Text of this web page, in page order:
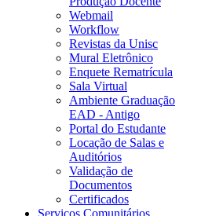
Webmail
Workflow
Revistas da Unisc
Mural Eletrônico
Enquete Rematrícula
Sala Virtual
Ambiente Graduação
EAD - Antigo
Portal do Estudante
Locação de Salas e
Auditórios
Validação de
Documentos
Certificados
Serviços Comunitários